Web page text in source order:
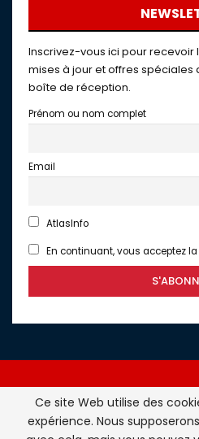
Inscrivez-vous ici pour recevoir
mises à jour et offres
boîte de réception.
Prénom ou nom complet
Email
AtlasInfo
En continuant, vous acceptez
Atlasinfo.fr : l'essentiel de
Ce site Web utilise des
expérience. Nous